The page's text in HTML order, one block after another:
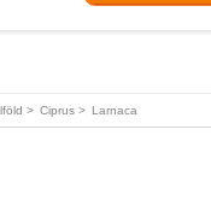
> Ciprus > Larnaca